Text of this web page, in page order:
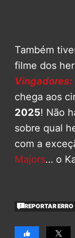
Também
filme dos
chega aos
2025! Não
sobre qual
com a
Majors… o
REPORTAR ERRO